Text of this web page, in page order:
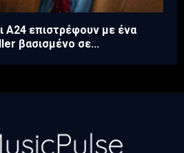
A24 επιστρέφουν με ένα
βασισμένο σε...